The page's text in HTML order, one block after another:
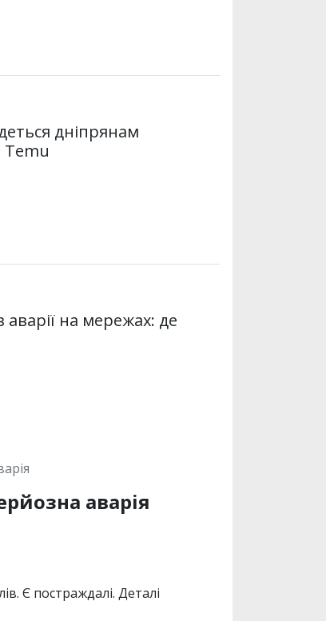
дніпрянам
Temu
на мережах: де
аварія
Є постраждалі. Деталі